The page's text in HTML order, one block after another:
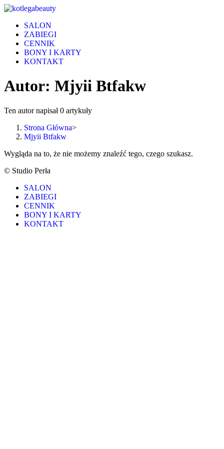
Skip
contentSALON
ZABIEGI
CENNIK
BONY I KARTY
KONTAKT
Autor: Mjyii Btfakw
Ten autor napisał 0 artykuły
Strona Główna>
Mjyii Btfakw
Wygląda na to, że nie możemy znaleźć tego, czego szukasz.
© Studio Perła
SALON
ZABIEGI
CENNIK
BONY I KARTY
KONTAKT